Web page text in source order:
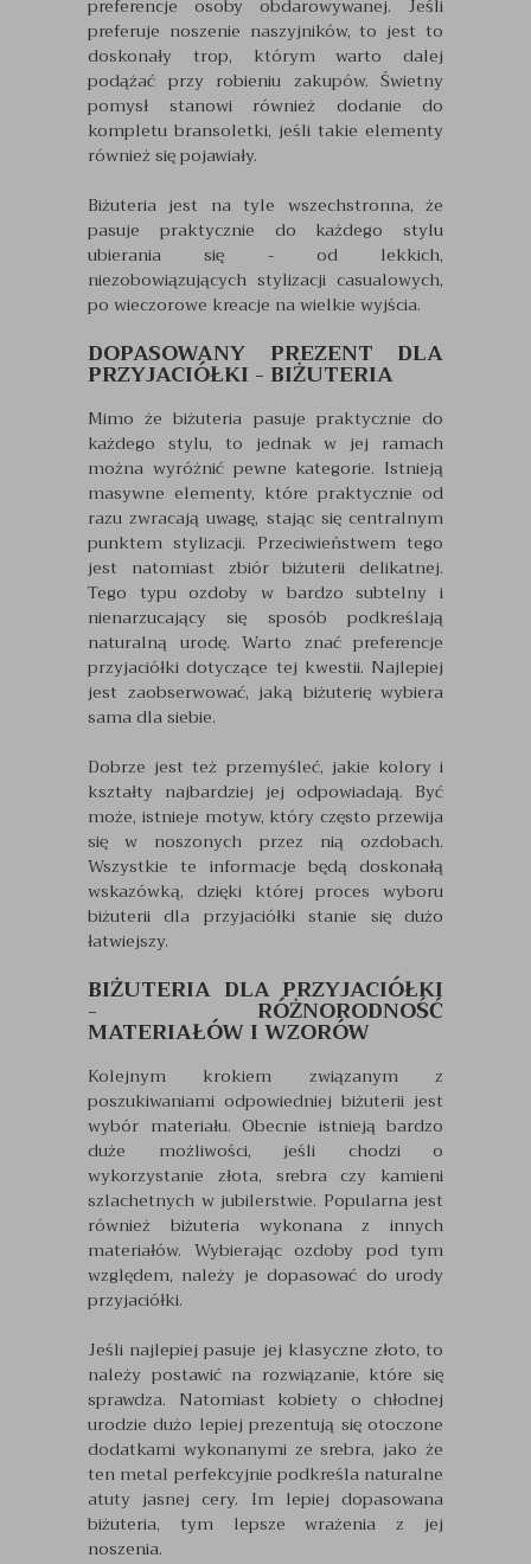
preferencje osoby obdarowywanej. Jeśli
preferuje noszenie naszyjników, to jest to
doskonały trop, którym warto dalej
podążać przy robieniu zakupów. Świetny
pomysł stanowi również dodanie do
kompletu bransoletki, jeśli takie elementy
również się pojawiały.
Biżuteria jest na tyle wszechstronna, że
pasuje praktycznie do każdego stylu
ubierania się - od lekkich,
niezobowiązujących stylizacji casualowych,
po wieczorowe kreacje na wielkie wyjścia.
DOPASOWANY PREZENT DLA
PRZYJACIÓŁKI - BIŻUTERIA
Mimo że biżuteria pasuje praktycznie do
każdego stylu, to jednak w jej ramach
można wyróżnić pewne kategorie. Istnieją
masywne elementy, które praktycznie od
razu zwracają uwagę, stając się centralnym
punktem stylizacji. Przeciwieństwem tego
jest natomiast zbiór biżuterii delikatnej.
Tego typu ozdoby w bardzo subtelny i
nienarzucający się sposób podkreślają
naturalną urodę. Warto znać preferencje
przyjaciółki dotyczące tej kwestii. Najlepiej
jest zaobserwować, jaką biżuterię wybiera
sama dla siebie.
Dobrze jest też przemyśleć, jakie kolory i
kształty najbardziej jej odpowiadają. Być
może, istnieje motyw, który często przewija
się w noszonych przez nią ozdobach.
Wszystkie te informacje będą doskonałą
wskazówką, dzięki której proces wyboru
biżuterii dla przyjaciółki stanie się dużo
łatwiejszy.
BIŻUTERIA DLA PRZYJACIÓŁKI
- RÓŻNORODNOŚĆ
MATERIAŁÓW I WZORÓW
Kolejnym krokiem związanym z
poszukiwaniami odpowiedniej biżuterii jest
wybór materiału. Obecnie istnieją bardzo
duże możliwości, jeśli chodzi o
wykorzystanie złota, srebra czy kamieni
szlachetnych w jubilerstwie. Popularna jest
również biżuteria wykonana z innych
materiałów. Wybierając ozdoby pod tym
względem, należy je dopasować do urody
przyjaciółki.
Jeśli najlepiej pasuje jej klasyczne złoto, to
należy postawić na rozwiązanie, które się
sprawdza. Natomiast kobiety o chłodnej
urodzie dużo lepiej prezentują się otoczone
dodatkami wykonanymi ze srebra, jako że
ten metal perfekcyjnie podkreśla naturalne
atuty jasnej cery. Im lepiej dopasowana
biżuteria, tym lepsze wrażenia z jej
noszenia.